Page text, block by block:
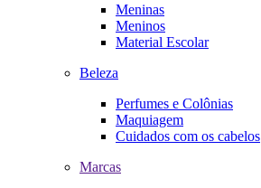
Meninas
Meninos
Material Escolar
Beleza
Perfumes e Colônias
Maquiagem
Cuidados com os cabelos
Marcas